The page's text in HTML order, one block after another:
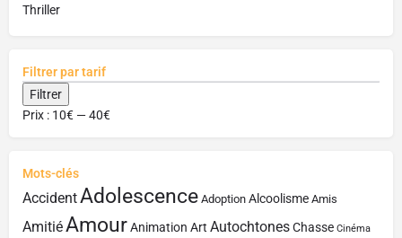
Thriller
Filtrer par tarif
Filtrer
Prix : 10€ —40€
Mots-clés
AccidentAdolescence Adoption Alcoolisme Amis
AmitiéAmourAnimation Art AutochtonesChasse Cinéma